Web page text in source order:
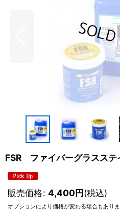
FSR ファイバーグラスステ
販売価格: 4,400円(税込)
オプションにより価格が変わる場合もありま